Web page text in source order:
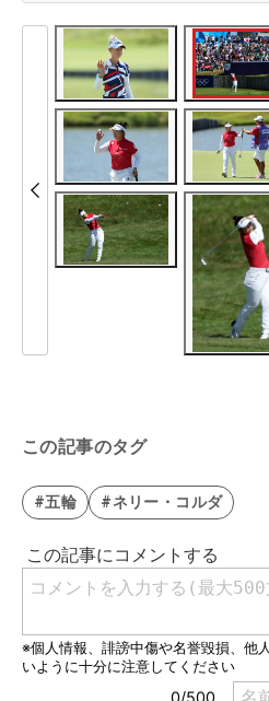
この記事のタグ
#五輪 #ネリー・コルダ